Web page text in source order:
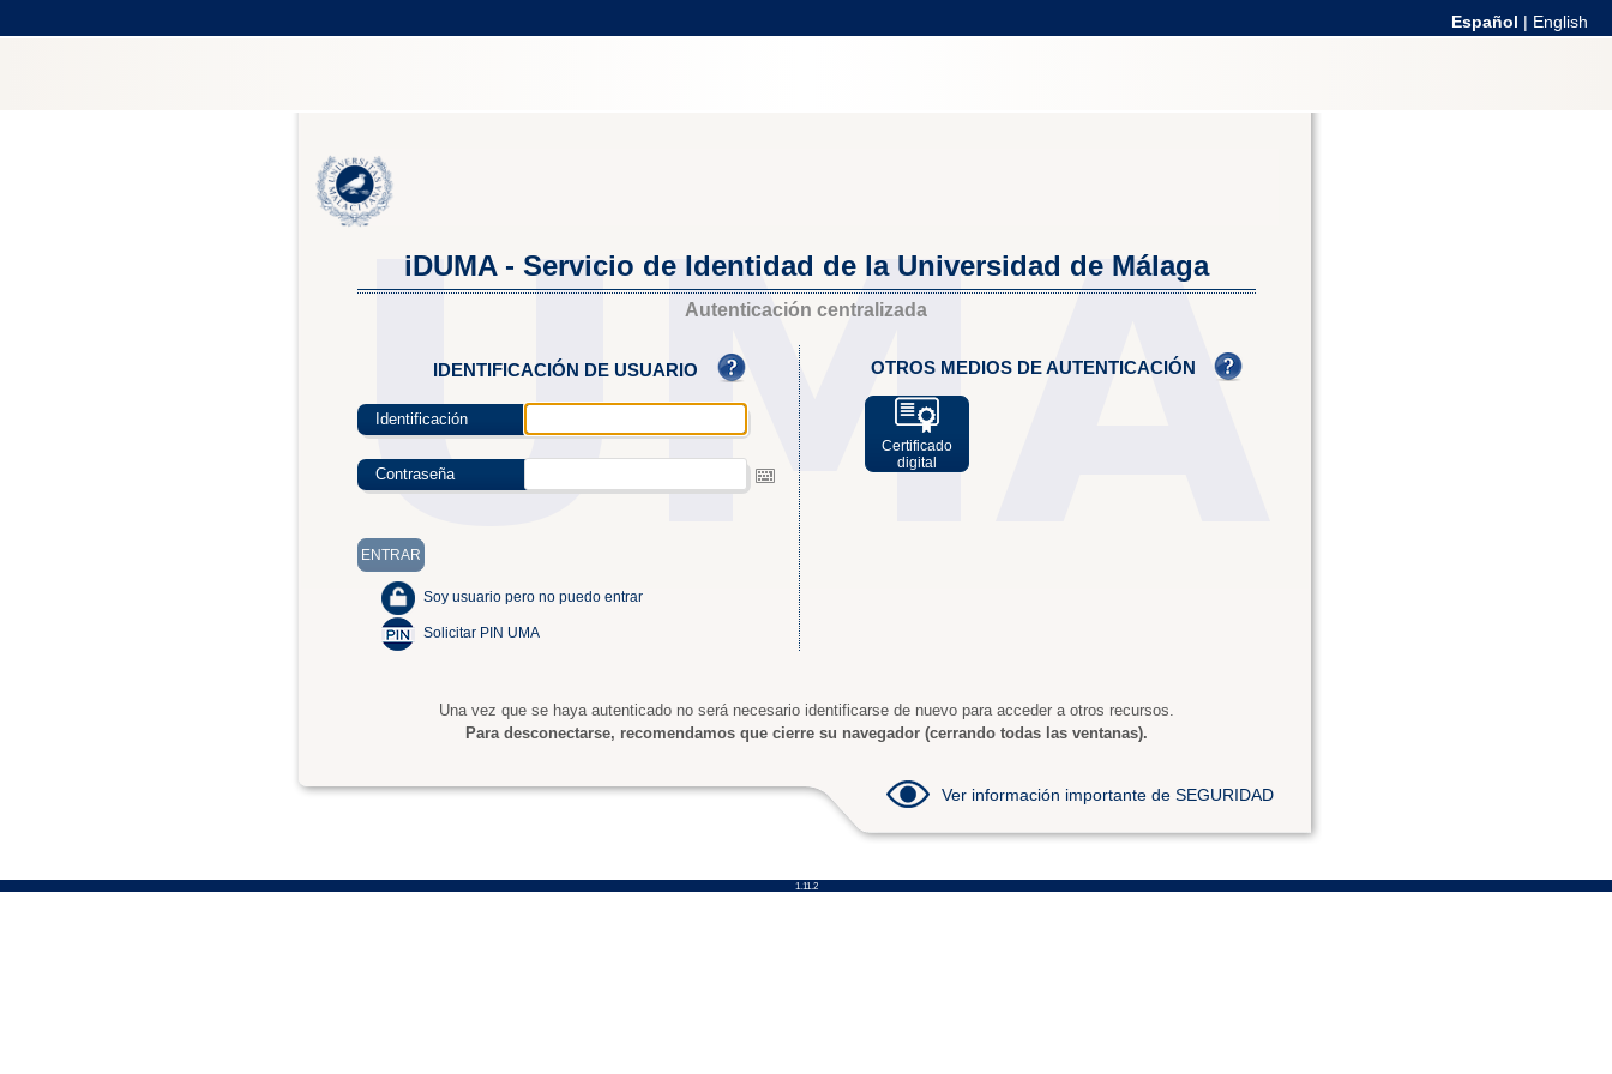
Español | English
iDUMA - Servicio de Identidad de la Universidad de Málaga
Autenticación centralizada
IDENTIFICACIÓN DE USUARIO
Identificación
Contraseña
Soy usuario pero no puedo entrar
Solicitar PIN UMA
OTROS MEDIOS DE AUTENTICACIÓN
Certificado
digital
Una vez que se haya autenticado no será necesario identificarse de nuevo para acceder a otros recursos.
Para desconectarse, recomendamos que cierre su navegador (cerrando todas las ventanas).
Ver información importante de SEGURIDAD
1.11.2